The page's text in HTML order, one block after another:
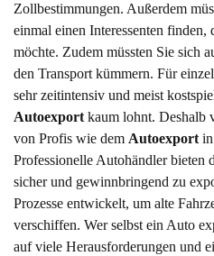
Zollbestimmungen. Außerdem
einmal einen Interessenten finden,
möchte. Zudem müssten Sie sich
den Transport kümmern. Für
sehr zeitintensiv und meist
Autoexport kaum lohnt. Deshalb
von Profis wie dem Autoexport
Professionelle Autohändler
sicher und gewinnbringend zu
Prozesse entwickelt, um alte
verschiffen. Wer selbst ein Auto
auf viele Herausforderungen und